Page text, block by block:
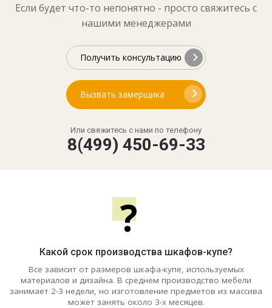
Если будет что-то непонятно - просто свяжитесь с
нашими менеджерами
Получить консультацию
Вызвать замерщика
Или свяжитесь с нами по телефону
8(499) 450-69-33
?
Какой срок производства шкафов-купе?
Все зависит от размеров шкафа-купе, используемых
материалов и дизайна. В среднем производство мебели
занимает 2-3 недели, но изготовление предметов из массива
может занять около 3-х месяцев.